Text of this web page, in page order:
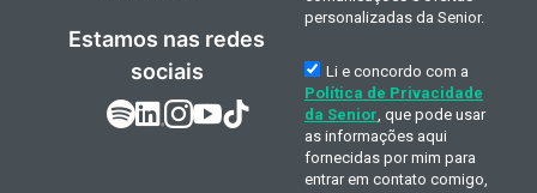
Estamos nas redes
sociais